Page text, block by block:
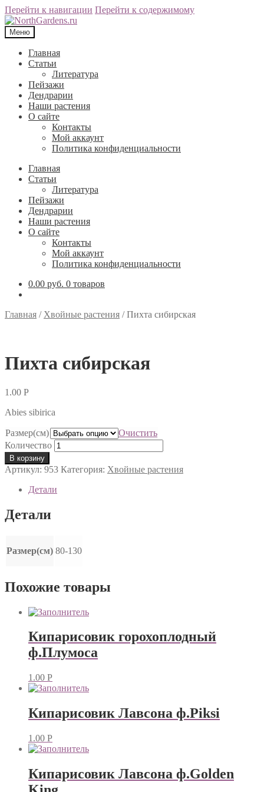
Перейти к навигации Перейти к содержимому
Меню
Главная
Статьи
Литература
Пейзажи
Дендрарии
Наши растения
О сайте
Контакты
Мой аккаунт
Политика конфиденциальности
Главная
Статьи
Литература
Пейзажи
Дендрарии
Наши растения
О сайте
Контакты
Мой аккаунт
Политика конфиденциальности
0.00 руб. 0 товаров
Главная / Хвойные растения /Пихта сибирская
Пихта сибирская
1.00 Р
Abies sibirica
Размер(см)
Очистить
Количество
В корзину
Артикул: 953 Категория: Хвойные растения
Детали
Детали
Размер(см) 80-130
Похожие товары
Кипарисовик горохоплодный
ф.Плумоса
1.00 Р
Кипарисовик Лавсона ф.Piksi
1.00 Р
Кипарисовик Лавсона ф.Golden